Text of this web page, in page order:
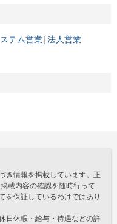
テム営業 法人営業
き情報を掲載しています。正
載内容の確認を随時行って
を保証しているわけではあり
日休暇・給与・待遇などの詳